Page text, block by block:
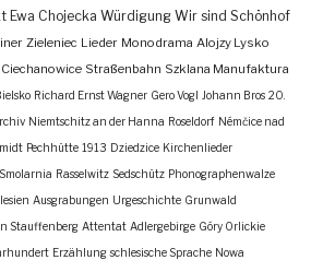
Ewa Chojecka Würdigung Wir sind Schönhof
Zieleniec Lieder Monodrama Alojzy Lysko
Ciechanowice Straßenbahn Szklana Manufaktura
Richard Ernst Wagner Gero Vogl Johann Bros 20.
Niemtschitz an der Hanna Roseldorf Némčice nad
Pechhütte 1913 Dziedzice Kirchenlieder
Smolarnia Rasselwitz Sedschütz Phonographenwalze
Ausgrabungen Urgeschichte Grunwald
Stauffenberg Attentat Adlergebirge Góry Orlickie
Erzählung schlesische Sprache Nowa